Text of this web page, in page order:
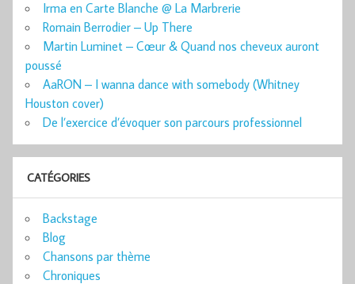
Irma en Carte Blanche @ La Marbrerie
Romain Berrodier – Up There
Martin Luminet – Cœur & Quand nos cheveux auront
poussé
AaRON – I wanna dance with somebody (Whitney
Houston cover)
De l’exercice d’évoquer son parcours professionnel
CATÉGORIES
Backstage
Blog
Chansons par thème
Chroniques